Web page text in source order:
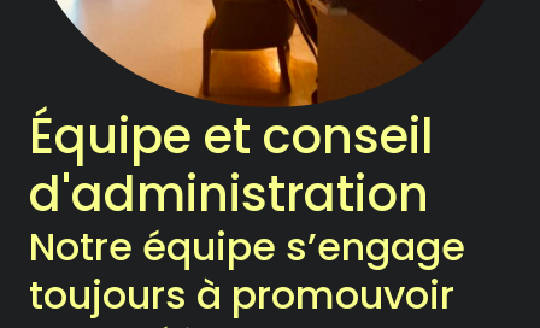
Notre Chambre d’amis
Les Activités
Le Printemps des Ateliers-
théâtre
Les Ateliers-théâtre
Les Rencontres
Équipe et conseil
d'administration
Notre équipe s’engage
toujours à promouvoir